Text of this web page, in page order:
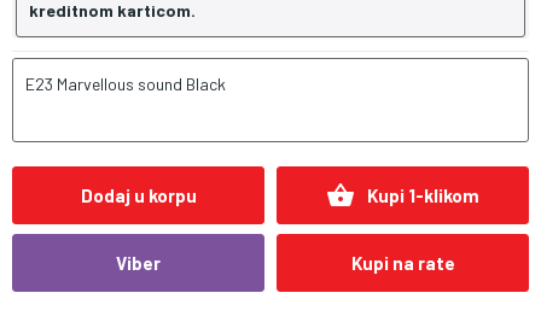
kreditnom karticom.
E23 Marvellous sound Black
Dodaj u korpu shopping_basket Kupi 1-klikom
Viber Kupi na rate